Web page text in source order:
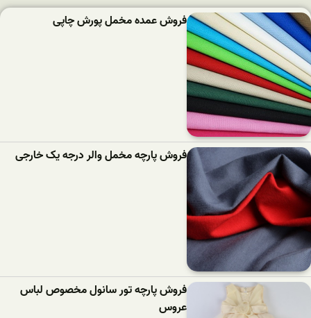
فروش عمده مخمل پورش چاپی
فروش پارچه مخمل والر درجه یک خارجی
فروش پارچه تور سانول مخصوص لباس
عروس